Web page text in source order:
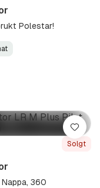
Polestar!
Solgt
Nappa, 360
Lagre